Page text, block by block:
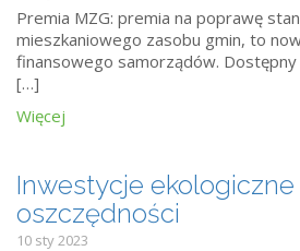
Premia MZG: premia na poprawę
mieszkaniowego zasobu gmin, to
finansowego samorządów.
[…]
Więcej
Inwestycje
oszczędności
10 sty 2023